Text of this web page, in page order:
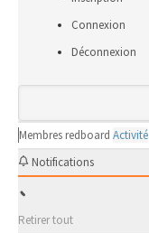
Connexion
Déconnexion
Membres redboard Activité
Notifications
Retirer tout